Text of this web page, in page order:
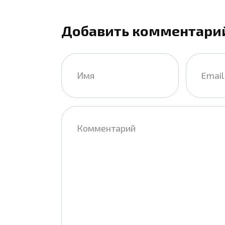
Добавить
Имя
Email
Комментарий